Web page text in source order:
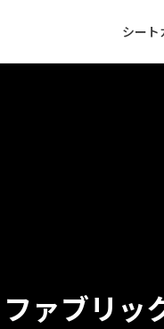
シート
ァブリッ